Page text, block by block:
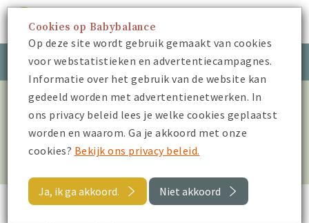
Inloggen Meld je aan
Log in om alle video’s te
bekijken
Cookies op Babybalance
Op deze site wordt gebruik gemaakt van cookies
voor webstatistieken en advertentiecampagnes.
Informatie over het gebruik van de website kan
gedeeld worden met advertentienetwerken. In
ons privacy beleid lees je welke cookies geplaatst
worden en waarom. Ga je akkoord met onze
cookies? Bekijk ons privacy beleid.
Ja, ik ga akkoord. Niet akkoord